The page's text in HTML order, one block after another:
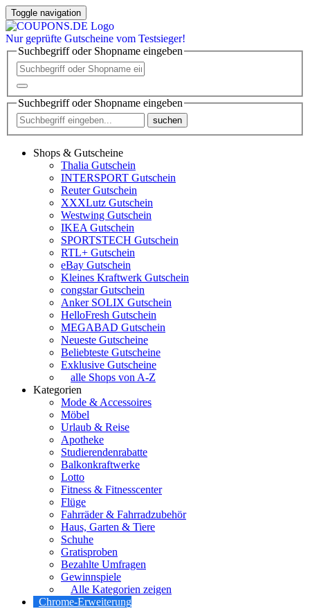
Toggle navigation
Nur geprüfte Gutscheine vom Testsieger!
Suchbegriff oder Shopname eingeben
Suchbegriff oder Shopname eingeben
suchen
Shops & Gutscheine
Thalia Gutschein
INTERSPORT Gutschein
Reuter Gutschein
XXXLutz Gutschein
Westwing Gutschein
IKEA Gutschein
SPORTSTECH Gutschein
RTL+ Gutschein
eBay Gutschein
Kleines Kraftwerk Gutschein
congstar Gutschein
Anker SOLIX Gutschein
HelloFresh Gutschein
MEGABAD Gutschein
Neueste Gutscheine
Beliebteste Gutscheine
Exklusive Gutscheine
alle Shops von A-Z
Kategorien
Mode & Accessoires
Möbel
Urlaub & Reise
Apotheke
Studierendenrabatte
Balkonkraftwerke
Lotto
Fitness & Fitnesscenter
Flüge
Fahrräder & Fahrradzubehör
Haus, Garten & Tiere
Schuhe
Gratisproben
Bezahlte Umfragen
Gewinnspiele
Alle Kategorien zeigen
Chrome-Erweiterung